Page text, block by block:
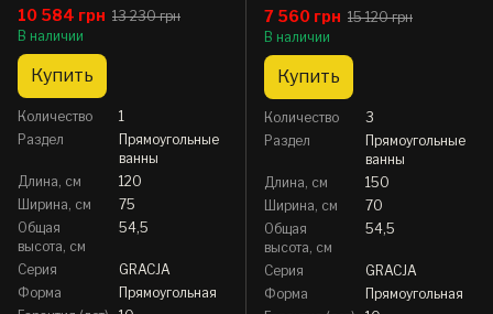
10 584 грн 13 230 грн
В наличии
Купить
Количество
1
Раздел
Прямоугольные
ванны
Длина, см
120
Ширина, см
75
Общая
высота, см
54,5
Серия
GRACJA
Форма
Прямоугольная
7 560 грн 15 120 грн
В наличии
Купить
Количество
3
Раздел
Прямоугольные
ванны
Длина, см
150
Ширина, см
70
Общая
высота, см
54,5
Серия
GRACJA
Форма
Прямоугольная